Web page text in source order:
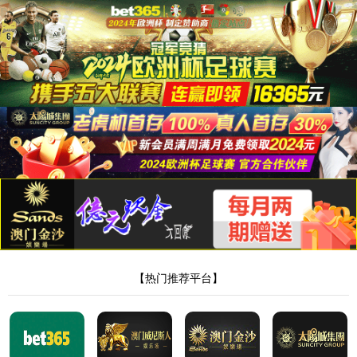
365Bet官网入口
冷链物流配送 
发表时间：2025-04-29 16:51